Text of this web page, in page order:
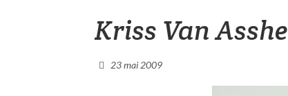
Kriss Van Asshe
23 mai 2009